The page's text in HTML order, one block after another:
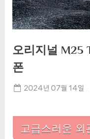
오리지널 M25
폰
Posted
2024년 07월 14일
고급스러운 외